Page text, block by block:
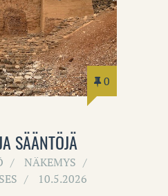
0
SÄÄNTÖJÄ
NÄKEMYS
10.5.2026